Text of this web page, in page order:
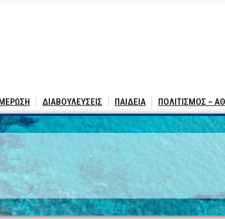
ΔΙΑΒΟΥΛΕΥΣΕΙΣ ΠΑΙΔΕΙΑ ΠΟΛΙΤΙΣΜΟΣ –